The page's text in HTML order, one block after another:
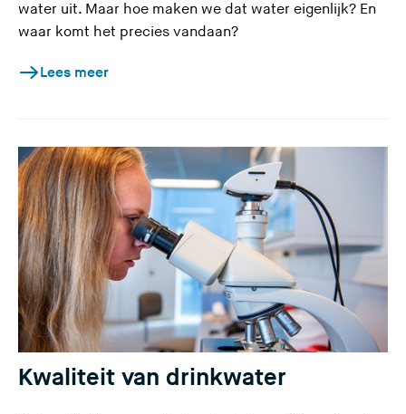
water uit. Maar hoe maken we dat water eigenlijk? En
waar komt het precies vandaan?
Lees meer
Kwaliteit van drinkwater